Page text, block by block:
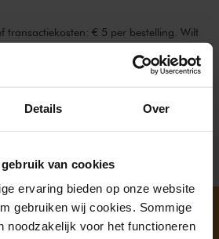
Details Over
van cookies
ervaring bieden op onze website
gebruiken wij cookies. Sommige
noodzakelijk voor het functioneren
transactiekosten: € 5 per bestelling. Wilt
of bel de Concertgebouwlijn op